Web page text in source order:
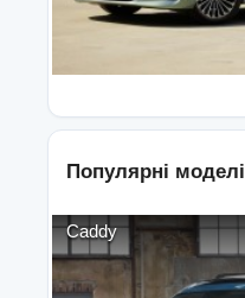
Популярні моделі
Caddy